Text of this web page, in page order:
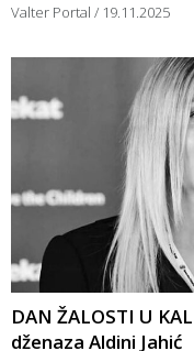
Valter Portal 19.11.2025
DAN ŽALOSTI U
dženaza Aldini Jahić